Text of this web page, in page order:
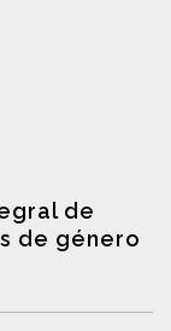
de
de género